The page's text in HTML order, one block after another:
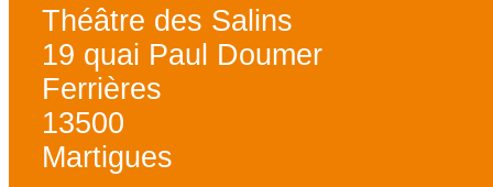
Théâtre des Salins
19 quai Paul Doumer
Ferrières
13500
Martigues